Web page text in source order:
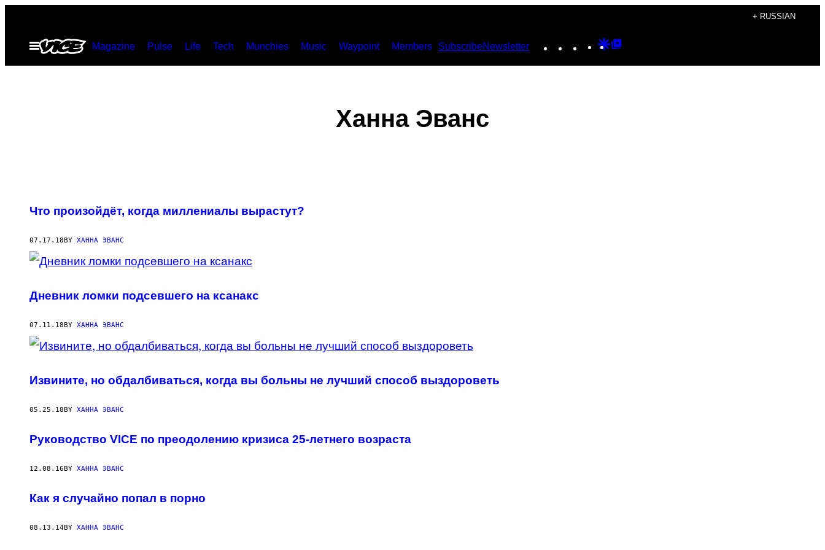
content
+ RUSSIAN
Open
Menu
Magazine Pulse Life Tech Munchies Music Waypoint Members SubscribeNewsletter Instagram
TikTokYouTube
Google
Ханна Эванс
POSTS
THIS
AUTHOR
Что произойдёт, когда миллениалы вырастут?
07.17.18 BY ХАННА ЭВАНС
Дневник ломки подсевшего на ксанакс
07.11.18 BY ХАННА ЭВАНС
Извините, но обдалбиваться, когда вы больны не лучший способ выздороветь
05.25.18 BY ХАННА ЭВАНС
Руководство VICE по преодолению кризиса 25-летнего возраста
12.08.16 BY ХАННА ЭВАНС
Как я cлучайно попал в порно
08.13.14BY ХАННА ЭВАНС